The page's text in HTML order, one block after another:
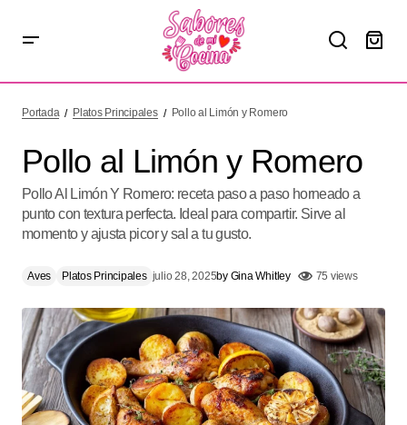
Portada Platos Principales Pollo al Limón y Romero
Pollo al Limón y Romero
Pollo Al Limón Y Romero: receta paso a paso horneado a
punto con textura perfecta. Ideal para compartir. Sirve al
momento y ajusta picor y sal a tu gusto.
Aves Platos Principales julio 28, 2025by Gina Whitley 75 views